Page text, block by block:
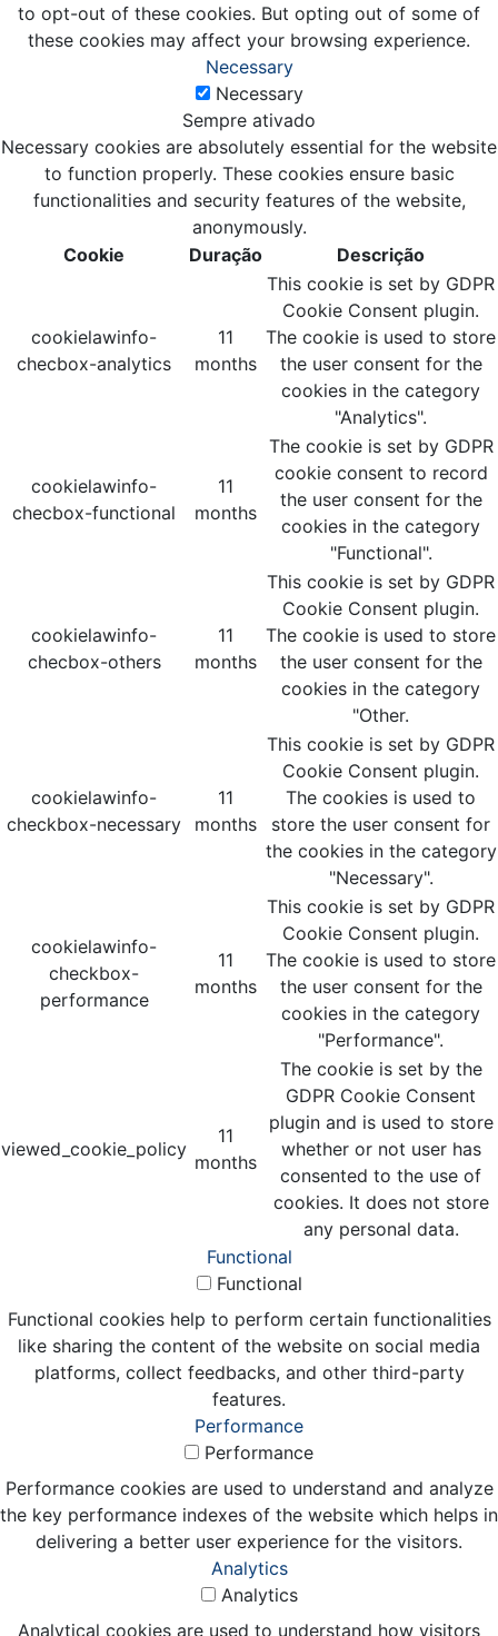
to opt-out of these cookies. But opting out of some of
these cookies may affect your browsing experience.
Necessary
Necessary
Sempre ativado
Necessary cookies are absolutely essential for the website
to function properly. These cookies ensure basic
functionalities and security features of the website,
anonymously.
Cookie
Duração Descrição
cookielawinfo-
checbox-analytics
11
months
This cookie is set by GDPR
Cookie Consent plugin.
The cookie is used to store
the user consent for the
cookies in the category
"Analytics".
cookielawinfo-
checbox-functional
11
months
The cookie is set by GDPR
cookie consent to record
the user consent for the
cookies in the category
"Functional".
cookielawinfo-
checbox-others
11
months
This cookie is set by GDPR
Cookie Consent plugin.
The cookie is used to store
the user consent for the
cookies in the category
"Other.
cookielawinfo-
checkbox-necessary
11
months
This cookie is set by GDPR
Cookie Consent plugin.
The cookies is used to
store the user consent for
the cookies in the category
"Necessary".
cookielawinfo-
checkbox-
performance
11
months
This cookie is set by GDPR
Cookie Consent plugin.
The cookie is used to store
the user consent for the
cookies in the category
"Performance".
viewed_cookie_policy
11
months
The cookie is set by the
GDPR Cookie Consent
plugin and is used to store
whether or not user has
consented to the use of
cookies. It does not store
any personal data.
Functional
Functional
Functional cookies help to perform certain functionalities
like sharing the content of the website on social media
platforms, collect feedbacks, and other third-party
features.
Performance
Performance
Performance cookies are used to understand and analyze
the key performance indexes of the website which helps in
delivering a better user experience for the visitors.
Analytics
Analytics
Analytical cookies are used to understand how visitors